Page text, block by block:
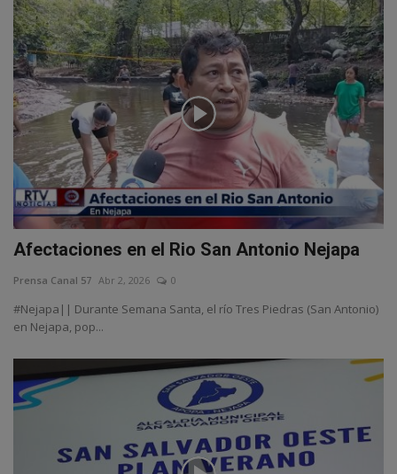
Afectaciones en el Rio San Antonio Nejapa
Prensa Canal 57 Abr 2, 2026 0
#Nejapa|| Durante Semana Santa, el río Tres Piedras (San Antonio)
en Nejapa, pop...